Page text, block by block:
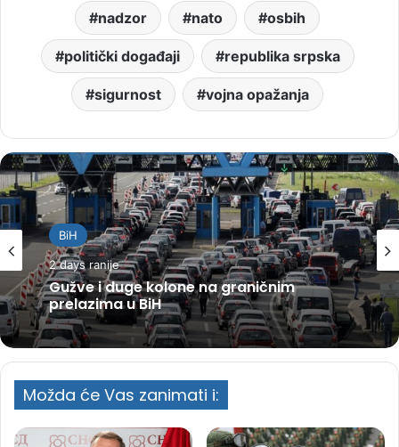
nadzor nato osbih
politički događaji republika srpska
sigurnost vojna opažanja
BiH
2 days ranije
Gužve i duge kolone na graničnim
prelazima u BiH
Možda će Vas zanimati i: